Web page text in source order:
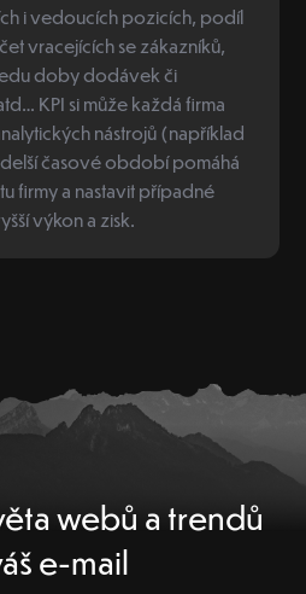
i vedoucích pozicích, podíl
vracejících se zákazníků,
doby dodávek či
KPI si může každá firma
nástrojů (například
časové období pomáhá
firmy a nastavit případné
výkon a zisk.
webů a trendů
e-mail